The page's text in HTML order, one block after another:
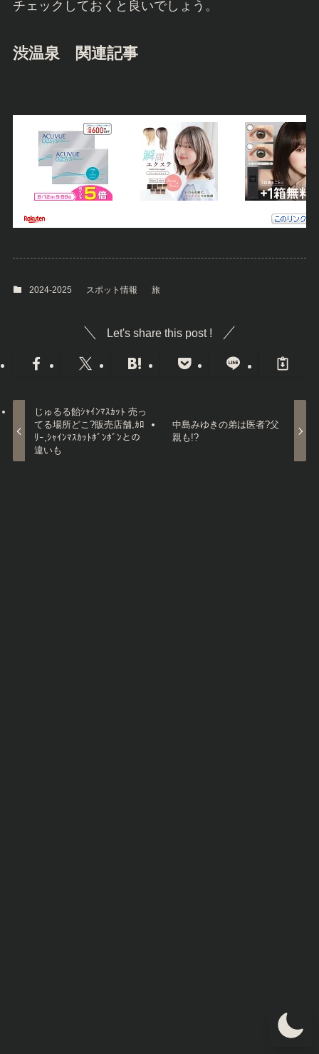
チェックしておくと良いでしょう。
渋温泉 関連記事
2024-2025 スポット情報 旅
Let's share this post !
じゅるる飴ｼｬｲﾝﾏｽｶｯﾄ 売っ
てる場所どこ?販売店舗,ｶﾛ
ﾘｰ,ｼｬｲﾝﾏｽｶｯﾄﾎﾞﾝﾎﾞﾝとの
違いも
中島みゆきの弟は医者?父
親も!?